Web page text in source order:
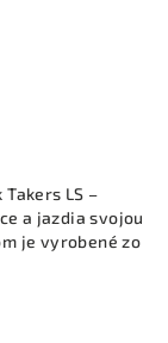
LS –
a jazdia svojou
je vyrobené zo